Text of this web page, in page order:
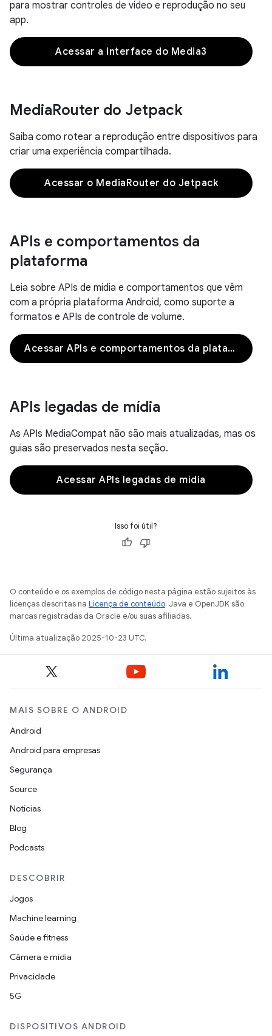
para mostrar controles de vídeo e reprodução no seu
app.
Acessar a interface do Media3
MediaRouter do Jetpack
Saiba como rotear a reprodução entre dispositivos para
criar uma experiência compartilhada.
Acessar o MediaRouter do Jetpack
APIs e comportamentos da
plataforma
Leia sobre APIs de mídia e comportamentos que vêm
com a própria plataforma Android, como suporte a
formatos e APIs de controle de volume.
Acessar APIs e comportamentos da plataforma
APIs legadas de mídia
As APIs MediaCompat não são mais atualizadas, mas os
guias são preservados nesta seção.
Acessar APIs legadas de mídia
Isso foi útil?
O conteúdo e os exemplos de código nesta página estão sujeitos às
licenças descritas na Licença de conteúdo. Java e OpenJDK são
marcas registradas da Oracle e/ou suas afiliadas.
Última atualização 2025-10-23 UTC.
MAIS SOBRE O ANDROID
Android
Android para empresas
Segurança
Source
Notícias
Blog
Podcasts
DESCOBRIR
Jogos
Machine learning
Saúde e fitness
Câmera e mídia
Privacidade
5G
DISPOSITIVOS ANDROID